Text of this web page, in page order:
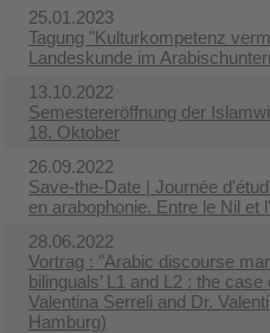
25.01.2023
Tagung "Kulturkompetenz
Landeskunde im
13.10.2022
Semestereröffnung der
18. Oktober
26.09.2022
Save-the-Date | Journée
en arabophonie. Entre le Nil et
28.06.2022
Vortrag : "Arabic discourse
bilinguals’ L1 and L2 : the case
Valentina Serreli and Dr.
Hamburg)